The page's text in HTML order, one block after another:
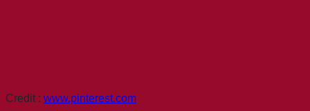
Credit : www.pinterest.com